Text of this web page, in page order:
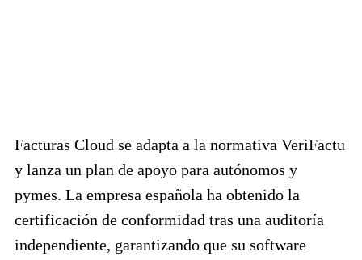
Facturas Cloud se adapta a la normativa VeriFactu
y lanza un plan de apoyo para autónomos y
pymes. La empresa española ha obtenido la
certificación de conformidad tras una auditoría
independiente, garantizando que su software